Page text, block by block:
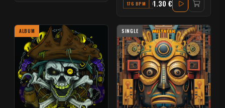
176 BPM G#1.30 €
ALBUM SINGLE